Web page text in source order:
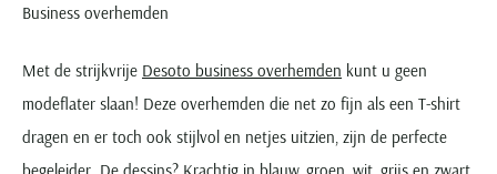
Business overhemden
Met de strijkvrije Desoto business overhemden kunt u geen
modeflater slaan! Deze overhemden die net zo fijn als een T-shirt
dragen en er toch ook stijlvol en netjes uitzien, zijn de perfecte
begeleider. De dessins? Krachtig in blauw, groen, wit, grijs en zwart.